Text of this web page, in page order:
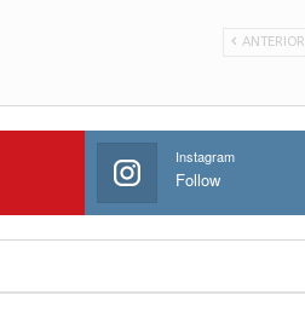
ANTERIOR
Instagram
Follow